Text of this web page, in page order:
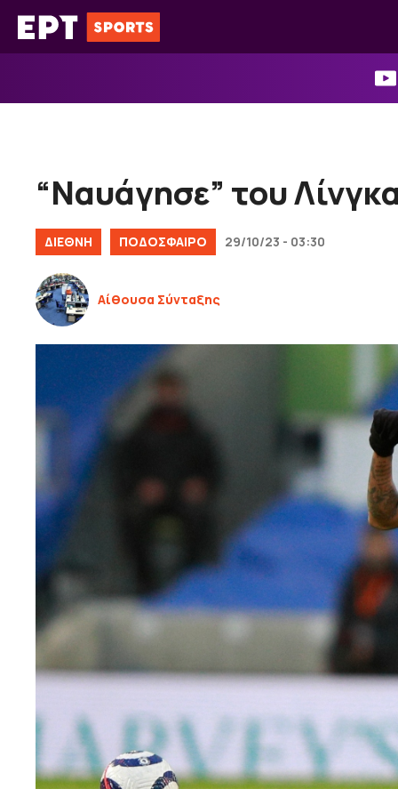
Μετάβαση
σε
“Ναυάγησε” του
ΔΙΕΘΝΉ ΠΟΔΟΣΦΑΙΡΟ 29/10/23 - 03:30
Αίθουσα Σύνταξης